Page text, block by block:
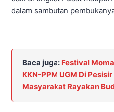
dalam sambutan
Baca juga: Festival
KKN-PPM UGM Di
Masyarakat Rayakan